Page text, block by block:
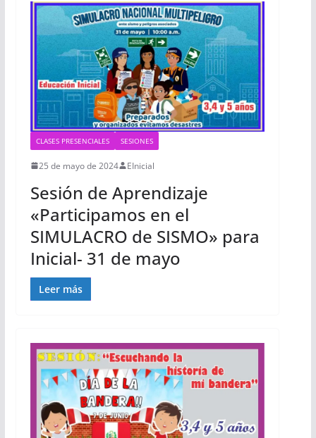
CLASES PRESENCIALES SESIONES
25 de mayo de 2024 EInicial
Sesión de Aprendizaje
«Participamos en el
SIMULACRO de SISMO» para
Inicial- 31 de mayo
Leer más